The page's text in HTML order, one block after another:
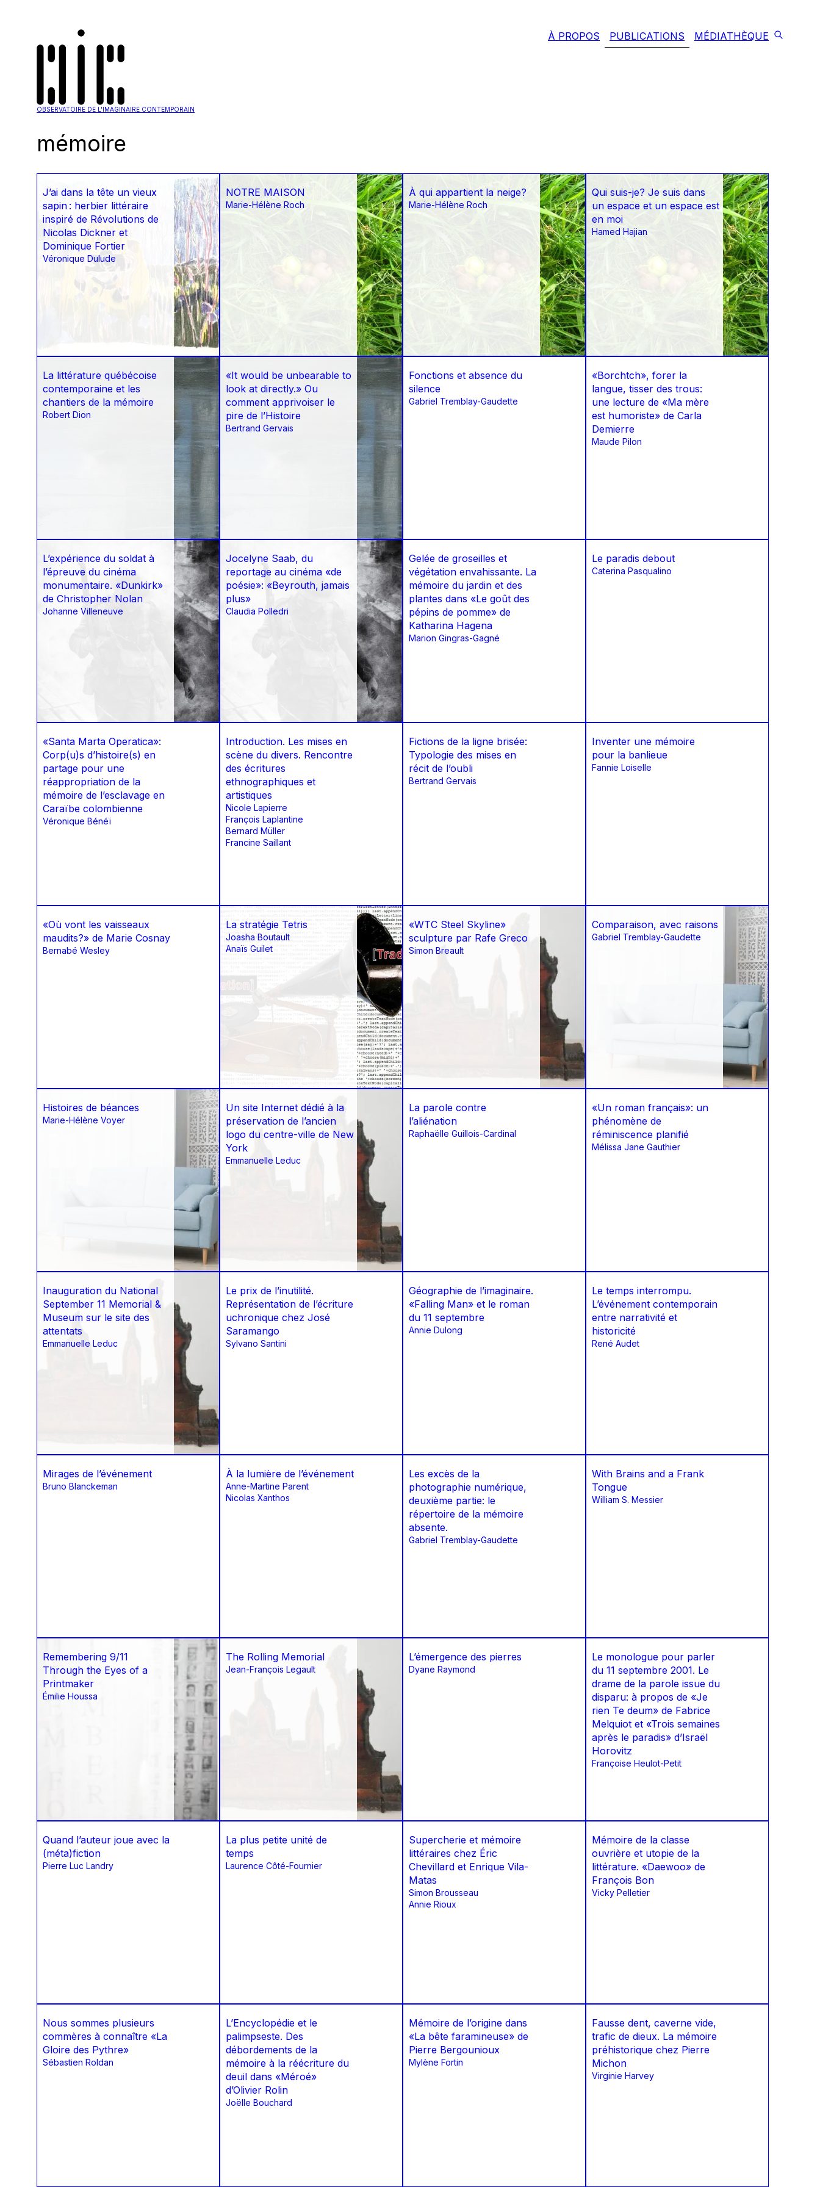
OBSERVATOIRE DE L'IMAGINAIRE CONTEMPORAIN
À PROPOS PUBLICATIONS MÉDIATHÈQUE
mémoire
J’ai dans la tête un vieux
sapin : herbier littéraire
inspiré de Révolutions de
Nicolas Dickner et
Dominique Fortier
Véronique Dulude
NOTRE MAISON
Marie-Hélène Roch
À qui appartient la neige?
Marie-Hélène Roch
Qui suis-je? Je suis dans
un espace et un espace est
en moi
Hamed Hajian
La littérature québécoise
contemporaine et les
chantiers de la mémoire
Robert Dion
«It would be unbearable to
look at directly.» Ou
comment apprivoiser le
pire de l’Histoire
Bertrand Gervais
Fonctions et absence du
silence
Gabriel Tremblay-Gaudette
«Borchtch», forer la
langue, tisser des trous:
une lecture de «Ma mère
est humoriste» de Carla
Demierre
Maude Pilon
L’expérience du soldat à
l’épreuve du cinéma
monumentaire. «Dunkirk»
de Christopher Nolan
Johanne Villeneuve
Jocelyne Saab, du
reportage au cinéma «de
poésie»: «Beyrouth, jamais
plus»
Claudia Polledri
Gelée de groseilles et
végétation envahissante. La
mémoire du jardin et des
plantes dans «Le goût des
pépins de pomme» de
Katharina Hagena
Marion Gingras-Gagné
Le paradis debout
Caterina Pasqualino
«Santa Marta Operatica»:
Corp(u)s d’histoire(s) en
partage pour une
réappropriation de la
mémoire de l’esclavage en
Caraïbe colombienne
Véronique Bénéï
Introduction. Les mises en
scène du divers. Rencontre
des écritures
ethnographiques et
artistiques
Nicole Lapierre
François Laplantine
Bernard Müller
Francine Saillant
Fictions de la ligne brisée:
Typologie des mises en
récit de l’oubli
Bertrand Gervais
Inventer une mémoire
pour la banlieue
Fannie Loiselle
«Où vont les vaisseaux
maudits?» de Marie Cosnay
Bernabé Wesley
La stratégie Tetris
Joasha Boutault
Anaïs Guilet
«WTC Steel Skyline»
sculpture par Rafe Greco
Simon Breault
Comparaison, avec raisons
Gabriel Tremblay-Gaudette
Histoires de béances
Marie-Hélène Voyer
Un site Internet dédié à la
préservation de l’ancien
logo du centre-ville de New
York
Emmanuelle Leduc
La parole contre
l’aliénation
Raphaëlle Guillois-Cardinal
«Un roman français»: un
phénomène de
réminiscence planifié
Mélissa Jane Gauthier
Inauguration du National
September 11 Memorial &
Museum sur le site des
attentats
Emmanuelle Leduc
Le prix de l’inutilité.
Représentation de l’écriture
uchronique chez José
Saramango
Sylvano Santini
Géographie de l’imaginaire.
«Falling Man» et le roman
du 11 septembre
Annie Dulong
Le temps interrompu.
L’événement contemporain
entre narrativité et
historicité
René Audet
Mirages de l’événement
Bruno Blanckeman
À la lumière de l’événement
Anne-Martine Parent
Nicolas Xanthos
Les excès de la
photographie numérique,
deuxième partie: le
répertoire de la mémoire
absente.
Gabriel Tremblay-Gaudette
With Brains and a Frank
Tongue
William S. Messier
Remembering 9/11
Through the Eyes of a
Printmaker
Émilie Houssa
The Rolling Memorial
Jean-François Legault
L’émergence des pierres
Dyane Raymond
Le monologue pour parler
du 11 septembre 2001. Le
drame de la parole issue du
disparu: à propos de «Je
rien Te deum» de Fabrice
Melquiot et «Trois semaines
après le paradis» d’Israël
Horovitz
Françoise Heulot-Petit
Quand l’auteur joue avec la
(méta)fiction
Pierre Luc Landry
La plus petite unité de
temps
Laurence Côté-Fournier
Supercherie et mémoire
littéraires chez Éric
Chevillard et Enrique Vila-
Matas
Simon Brousseau
Annie Rioux
Mémoire de la classe
ouvrière et utopie de la
littérature. «Daewoo» de
François Bon
Vicky Pelletier
Nous sommes plusieurs
commères à connaître «La
Gloire des Pythre»
Sébastien Roldan
L’Encyclopédie et le
palimpseste. Des
débordements de la
mémoire à la réécriture du
deuil dans «Méroé»
d’Olivier Rolin
Joëlle Bouchard
Mémoire de l’origine dans
«La bête faramineuse» de
Pierre Bergounioux
Mylène Fortin
Fausse dent, caverne vide,
trafic de dieux. La mémoire
préhistorique chez Pierre
Michon
Virginie Harvey